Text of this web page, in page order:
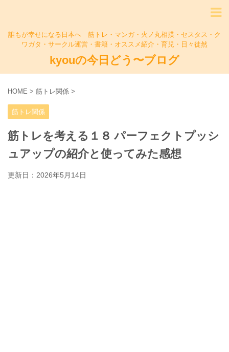
誰もが幸せになる日本へ 筋トレ・マンガ・火ノ丸相撲・セスタス・ク
ワガタ・サークル運営・書籍・オススメ紹介・育児・日々徒然
kyouの今日どう〜ブログ
HOME > 筋トレ関係 >
筋トレ関係
筋トレを考える１８ パーフェクトプッシ
ュアップの紹介と使ってみた感想
更新日： 2026年5月14日